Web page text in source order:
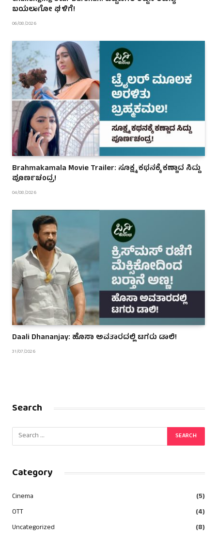
ಬಯಲಾಗೋ ಘಳಿಗೆ!
06/08/2026
Brahmakamala Movie Trailer: ಸೂಕ್ಷ್ಮ ಕಥನಕ್ಕೆ ಕಣ್ಣಾದ ಸಿದ್ದು
ಪೂರ್ಣಚಂದ್ರ!
04/08/2026
Daali Dhananjay: ಹೊಸಾ ಅವತಾರದಲ್ಲಿ ಟಗರು ಡಾಲಿ!
31/07/2026
Search
Category
Cinema
(5)
OTT
(4)
Uncategorized
(8)